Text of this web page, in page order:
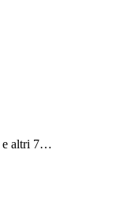
e altri 7…